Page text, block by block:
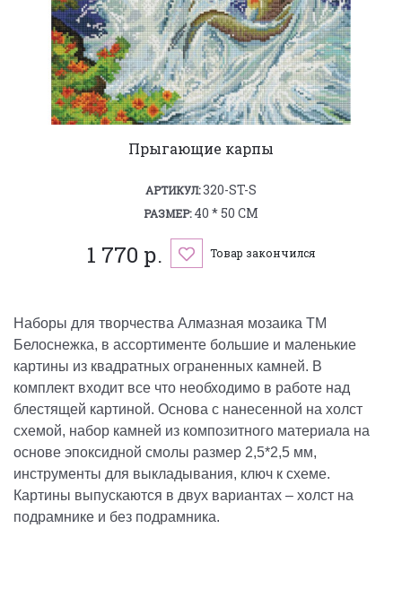
Прыгающие карпы
АРТИКУЛ:320-ST-S
РАЗМЕР:40 * 50 СМ
1 770 р. Товар закончился
Наборы для творчества Алмазная мозаика ТМ
Белоснежка, в ассортименте большие и маленькие
картины из квадратных ограненных камней. В
комплект входит все что необходимо в работе над
блестящей картиной. Основа с нанесенной на холст
схемой, набор камней из композитного материала на
основе эпоксидной смолы размер 2,5*2,5 мм,
инструменты для выкладывания, ключ к схеме.
Картины выпускаются в двух вариантах – холст на
подрамнике и без подрамника.